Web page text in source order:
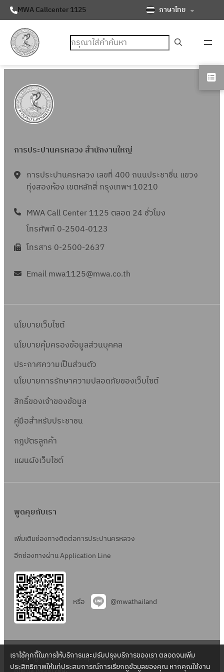
MWA Callcenter 1125 ภาษาไทย
ค้นหา
การประปานครหลวง สำนักงานใหญ่
การประปานครหลวง เลขที่ 400 ถนนประชาชื่น แขวง
ทุ่งสองห้อง เขตหลักสี่ กรุงเทพฯ 10210
MWA Call Center 1125 ตลอด 24 ชั่วโมง
โทรศัพท์ 0-2504-0123
โทรสาร 0-2500-2637
Email mwa1125@mwa.co.th
นโยบายเว็บไซต์
นโยบายคุ้มครองข้อมูลส่วนบุคคล
ประกาศความเป็นส่วนตัว
นโยบายการรักษาความปลอดภัยของเว็บไซต์
สิทธิ์ของเจ้าของข้อมูล
คู่มือสำหรับประชาชน
กฎบัตรลูกค้า
แผนผังเว็บไซต์
พูดคุยกับเรา
เพิ่มเติมช่องทางติดต่อการประปานครหลวง
อีกช่องทางผ่าน Application Line
หรือ @mwathailand
Copyright 2022 – Metropolitan Waterworks Authority – All
เราใช้คุกกี้ในการให้บริการและปรับปรุงบริการของเรา ตลอดจนเพิ่ม
ประสิทธิภาพให้แก่ประสบการณ์การเรียกดูข้อมูลของคุณ หากคุณใช้งาน